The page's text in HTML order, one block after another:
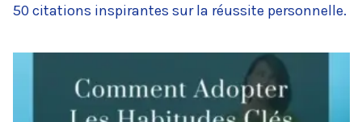
50 citations inspirantes sur la réussite personnelle.